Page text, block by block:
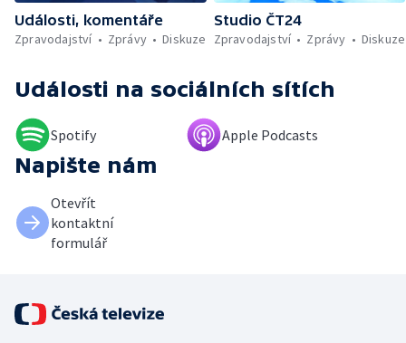
Události, komentáře
Zpravodajství
Zprávy Diskuze
Studio ČT24
Zpravodajství
Zprávy Diskuze
Události na sociálních sítích
Spotify Apple Podcasts
Napište nám
Otevřít
kontaktní
formulář